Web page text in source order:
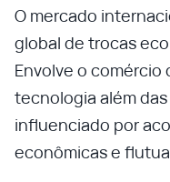
O mercado
global de trocas
Envolve o comércio
tecnologia além
influenciado por
econômicas e